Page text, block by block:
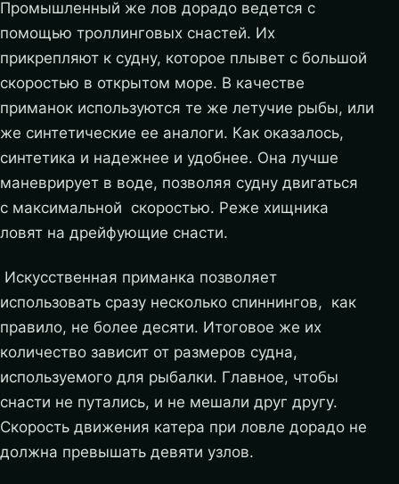
Промышленный же лов дорадо ведется с
помощью троллинговых снастей. Их
прикрепляют к судну, которое плывет с большой
скоростью в открытом море. В качестве
приманок используются те же летучие рыбы, или
же синтетические ее аналоги. Как оказалось,
синтетика и надежнее и удобнее. Она лучше
маневрирует в воде, позволяя судну двигаться
с максимальной скоростью. Реже хищника
ловят на дрейфующие снасти.
Искусственная приманка позволяет
использовать сразу несколько спиннингов, как
правило, не более десяти. Итоговое же их
количество зависит от размеров судна,
используемого для рыбалки. Главное, чтобы
снасти не путались, и не мешали друг другу.
Скорость движения катера при ловле дорадо не
должна превышать девяти узлов.